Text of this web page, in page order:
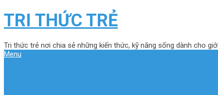
TRI THỨC TRẺ
Tri thức trẻ nơi chia sẻ những kiến thức, kỹ năng sống dành cho
Menu